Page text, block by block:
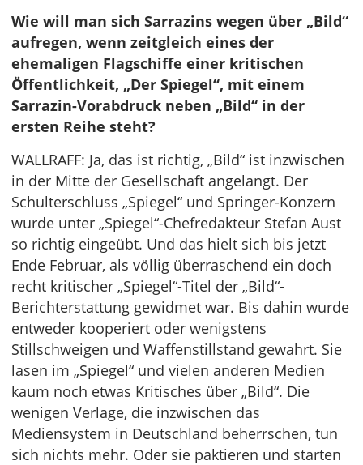
Wie will man sich Sarrazins wegen über „Bild“
aufregen, wenn zeitgleich eines der
ehemaligen Flagschiffe einer kritischen
Öffentlichkeit, „Der Spiegel“, mit einem
Sarrazin-Vorabdruck neben „Bild“ in der
ersten Reihe steht?
WALLRAFF: Ja, das ist richtig, „Bild“ ist inzwischen
in der Mitte der Gesellschaft angelangt. Der
Schulterschluss „Spiegel“ und Springer-Konzern
wurde unter „Spiegel“-Chefredakteur Stefan Aust
so richtig eingeübt. Und das hielt sich bis jetzt
Ende Februar, als völlig überraschend ein doch
recht kritischer „Spiegel“-Titel der „Bild“-
Berichterstattung gewidmet war. Bis dahin wurde
entweder kooperiert oder wenigstens
Stillschweigen und Waffenstillstand gewahrt. Sie
lasen im „Spiegel“ und vielen anderen Medien
kaum noch etwas Kritisches über „Bild“. Die
wenigen Verlage, die inzwischen das
Mediensystem in Deutschland beherrschen, tun
sich nichts mehr. Oder sie paktieren und starten